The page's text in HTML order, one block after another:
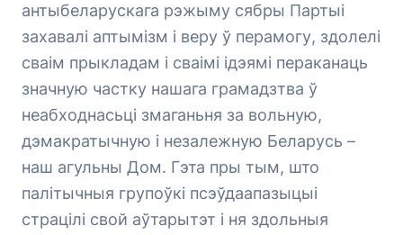
антыбеларускага рэжыму сябры Партыі
захавалі аптымізм і веру ў перамогу, здолелі
сваім прыкладам і сваімі ідэямі пераканаць
значную частку нашага грамадзтва ў
неабходнасьці змаганьня за вольную,
дэмакратычную і незалежную Беларусь –
наш агульны Дом. Гэта пры тым, што
палітычныя групоўкі псэўдаапазыцыі
страцілі свой аўтарытэт і ня здольныя